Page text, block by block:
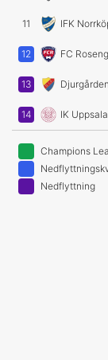
11 IFK
12 FC
13
14 IK Uppsala
Champions
Nedflyttning